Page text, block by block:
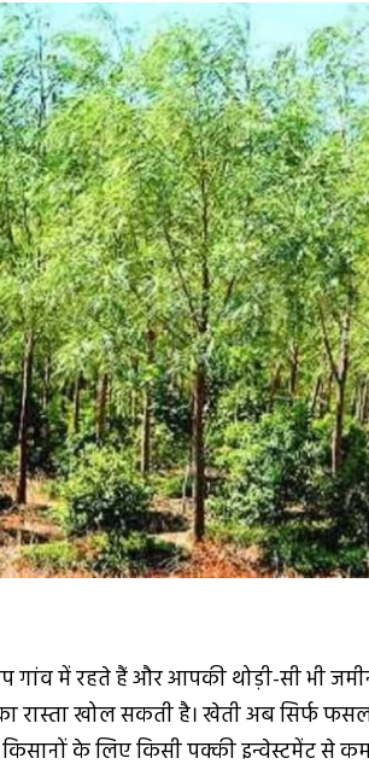
गांव में रहते हैं और आपकी थोड़ी-सी भी
रास्ता खोल सकती है। खेती अब सिर्फ
के लिए किसी पक्की इन्वेस्टमेंट से